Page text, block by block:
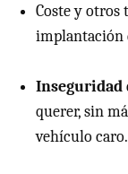
Coste y otros
implantación
Inseguridad
querer, sin
vehículo caro.